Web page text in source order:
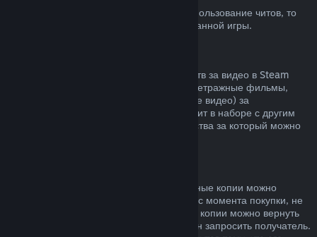
Если вы получили блокировку VAC за использование читов, то
вы теряете право на возврат заблокированной игры.
Мы не можем предложить возврат средств за видео в Steam
(например, полнометражные и короткометражные фильмы,
сериалы, их эпизоды, а также обучающие видео) за
исключением случаев, когда видео состоит в наборе с другим
контентом, не являющимся видео, средства за который можно
Средства за неактивированные подарочные копии можно
вернуть по обычным правилам (14 дней с момента покупки, не
больше 2 часов в игре). Активированные копии можно вернуть
по таким же условиям, но возврат должен запросить получатель.